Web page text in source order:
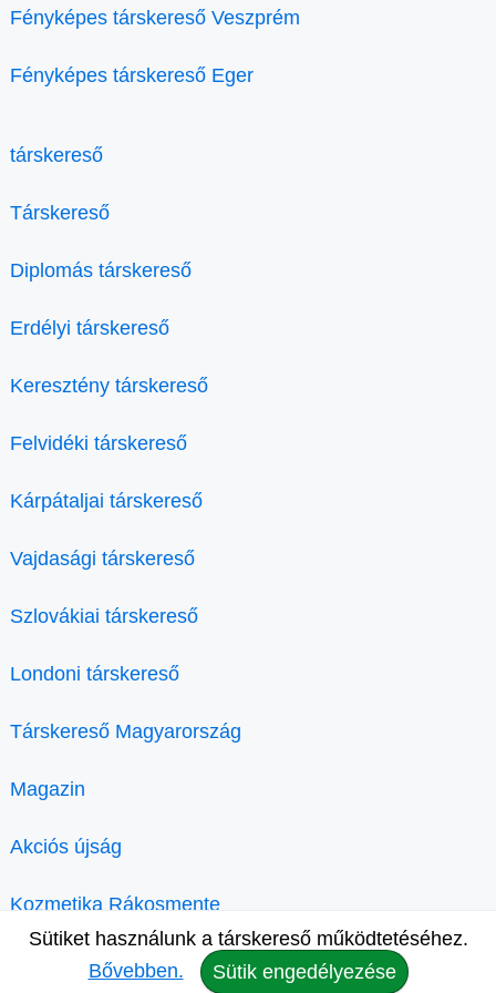
Fényképes társkereső Veszprém
Fényképes társkereső Eger
társkereső
Társkereső
Diplomás társkereső
Erdélyi társkereső
Keresztény társkereső
Felvidéki társkereső
Kárpátaljai társkereső
Vajdasági társkereső
Szlovákiai társkereső
Londoni társkereső
Társkereső Magyarország
Magazin
Akciós újság
Kozmetika Rákosmente
Sütiket használunk a társkereső működtetéséhez.
Bővebben.
Sütik engedélyezése